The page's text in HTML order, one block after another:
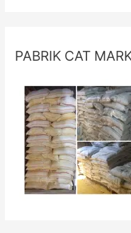
PABRIK CAT